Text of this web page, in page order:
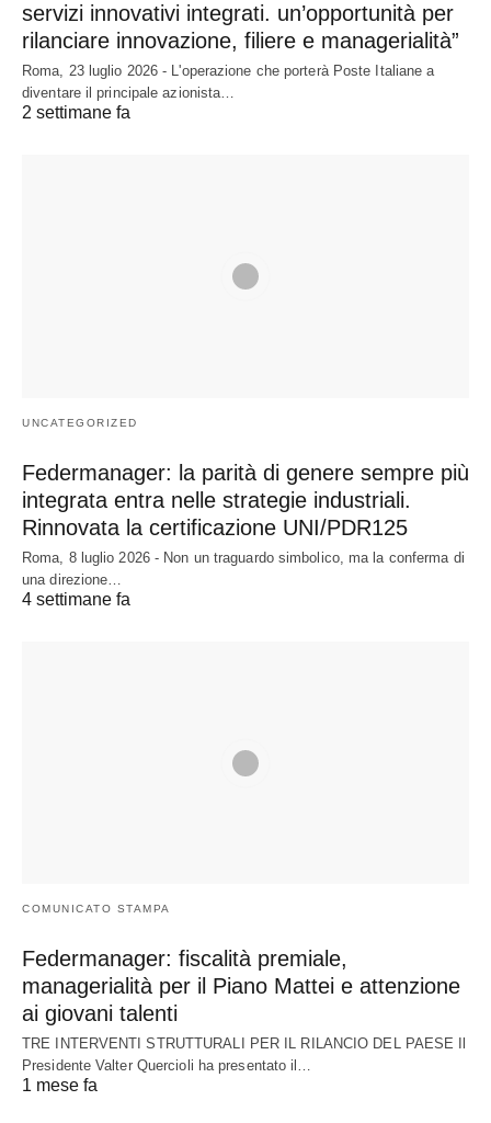
servizi innovativi integrati. un’opportunità per
rilanciare innovazione, filiere e managerialità”
Roma, 23 luglio 2026 - L'operazione che porterà Poste Italiane a
diventare il principale azionista…
2 settimane fa
UNCATEGORIZED
Federmanager: la parità di genere sempre più
integrata entra nelle strategie industriali.
Rinnovata la certificazione UNI/PDR125
Roma, 8 luglio 2026 - Non un traguardo simbolico, ma la conferma di
una direzione…
4 settimane fa
COMUNICATO STAMPA
Federmanager: fiscalità premiale,
managerialità per il Piano Mattei e attenzione
ai giovani talenti
TRE INTERVENTI STRUTTURALI PER IL RILANCIO DEL PAESE Il
Presidente Valter Quercioli ha presentato il…
1 mese fa